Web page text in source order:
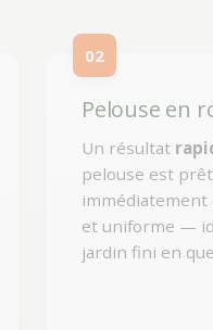
02
Pelouse en
Un résultat
pelouse est
immédiatement
et uniforme —
jardin fini en